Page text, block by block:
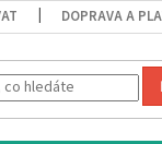
DOPRAVA A